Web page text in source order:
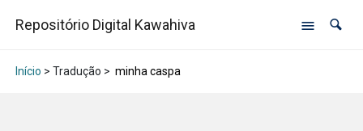
Repositório Digital Kawahiva
Início > Tradução > minha caspa